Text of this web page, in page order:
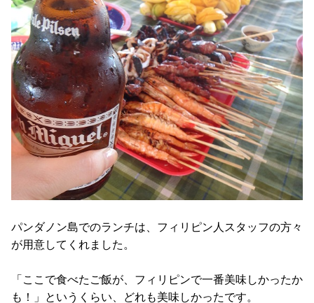
パンダノン島でのランチは、フィリピン人スタッフの方々
が用意してくれました。
「ここで食べたご飯が、フィリピンで一番美味しかったか
も！」というくらい、どれも美味しかったです。